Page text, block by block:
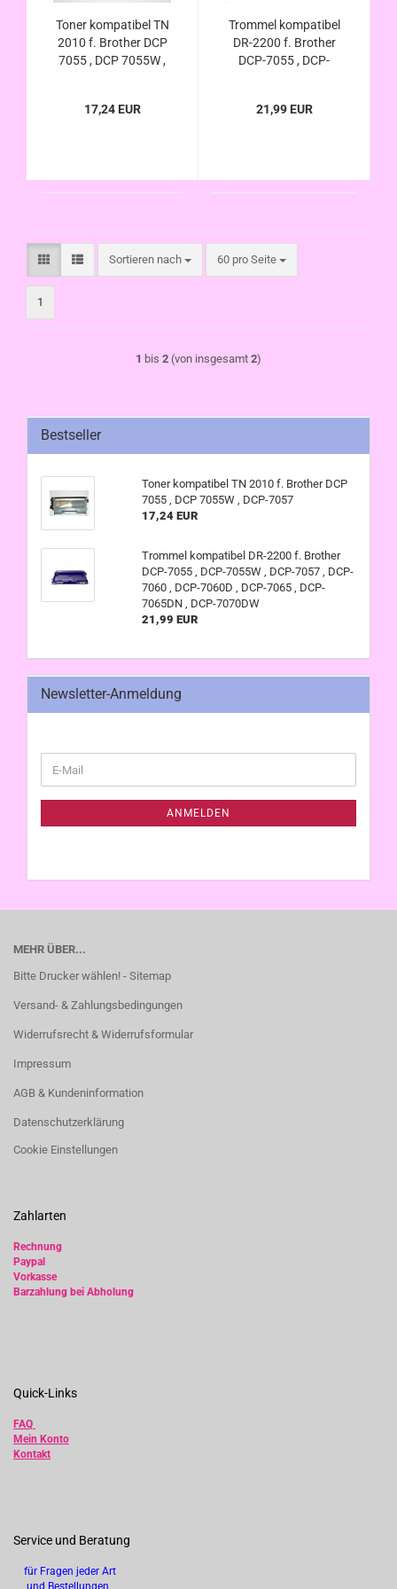
Toner kompatibel TN
2010 f. Brother DCP
7055 , DCP 7055W ,
17,24 EUR
Trommel kompatibel
DR-2200 f. Brother
DCP-7055 , DCP-
7060D , DCP-7065 ,
21,99 EUR
Sortieren nach
Sortieren nach 60 pro Seite
pro Seite
1
1 bis 2 (von insgesamt 2)
Bestseller
Toner kompatibel TN 2010 f. Brother DCP
7055 , DCP 7055W , DCP-7057
17,24 EUR
Trommel kompatibel DR-2200 f. Brother
DCP-7055 , DCP-7055W , DCP-7057 , DCP-
7060 , DCP-7060D , DCP-7065 , DCP-
7065DN , DCP-7070DW
21,99 EUR
Newsletter-Anmeldung
ZUR
E-
Mail
ANMELDEN
MEHR ÜBER...
Bitte Drucker wählen! - Sitemap
Versand- & Zahlungsbedingungen
Widerrufsrecht & Widerrufsformular
Impressum
AGB & Kundeninformation
Datenschutzerklärung
Cookie Einstellungen
Zahlarten
Rechnung
Paypal
Vorkasse
Barzahlung bei Abholung
Quick-Links
FAQ
Mein Konto
Kontakt
Service und Beratung
für Fragen jeder Art
und Bestellungen